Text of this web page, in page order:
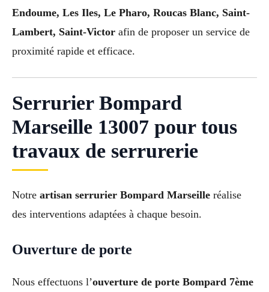
Endoume, Les Iles, Le Pharo, Roucas Blanc, Saint-
Lambert, Saint-Victor afin de proposer un service de
proximité rapide et efficace.
Serrurier Bompard
Marseille 13007 pour tous
travaux de serrurerie
Notre artisan serrurier Bompard Marseille réalise
des interventions adaptées à chaque besoin.
Ouverture de porte
Nous effectuons l’ouverture de porte Bompard 7ème